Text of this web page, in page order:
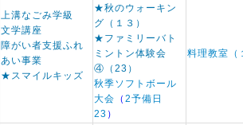
上溝なごみ学級
文学講座
障がい者支援ふれ
あい事業
★スマイルキッズ
★秋のウォーキン
グ（１３）
★ファミリーバト
ミントン体験会
④（23）
秋季ソフトボール
大会 （ 2予備日
23 ）
料理教室（